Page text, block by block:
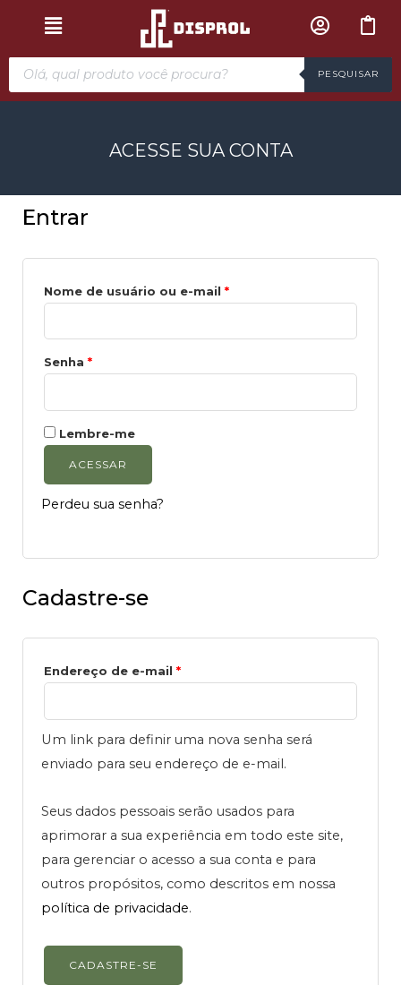
PESQUISAR
ACESSE SUA CONTA
Entrar
Nome de usuário ou e-mail *
Senha *
Lembre-me
ACESSAR
Perdeu sua senha?
Cadastre-se
Endereço de e-mail *
Um link para definir uma nova senha será
enviado para seu endereço de e-mail.
Seus dados pessoais serão usados para
aprimorar a sua experiência em todo este site,
para gerenciar o acesso a sua conta e para
outros propósitos, como descritos em nossa
política de privacidade.
CADASTRE-SE